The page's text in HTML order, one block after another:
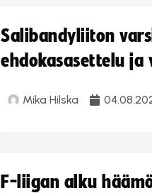
Salibandyliiton
ehdokasasettelu ja
Mika Hilska
F-liigan alku